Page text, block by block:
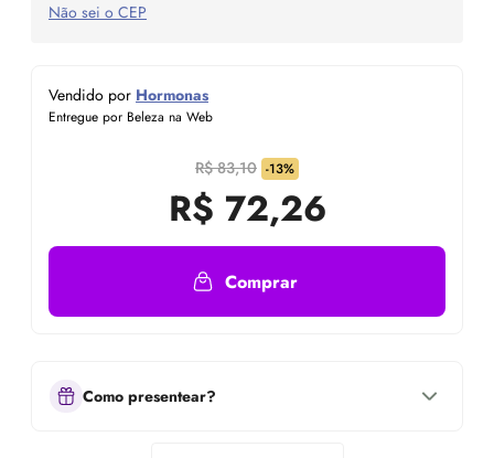
Não sei o CEP
Vendido por Hormonas
Entregue por Beleza na Web
R$ 83,10 -13%
R$ 72,26
Comprar
Como presentear?